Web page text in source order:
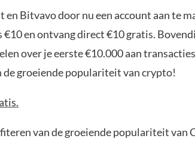
Bitvavo door nu een account aan te
en ontvang direct €10 gratis.
over je eerste €10.000 aan
de groeiende populariteit van crypto!
van de groeiende populariteit van